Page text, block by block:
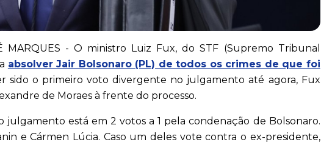
MARQUES - O ministro Luiz Fux, do STF (Supremo Tribunal
absolver Jair Bolsonaro (PL) de todos os crimes de que foi
sido o primeiro voto divergente no julgamento até agora, Fux
de Moraes à frente do processo.
julgamento está em 2 votos a 1 pela condenação de Bolsonaro.
e Cármen Lúcia. Caso um deles vote contra o ex-presidente,